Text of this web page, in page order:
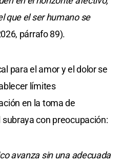
que el ser humano se
párrafo 89).
para el amor y el dolor se
límites
en la toma de
con preocupación:
avanza sin una adecuada